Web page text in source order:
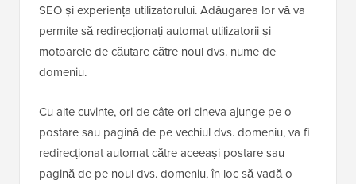
SEO și experiența utilizatorului. Adăugarea lor vă va
permite să redirecționați automat utilizatorii și
motoarele de căutare către noul dvs. nume de
domeniu.
Cu alte cuvinte, ori de câte ori cineva ajunge pe o
postare sau pagină de pe vechiul dvs. domeniu, va fi
redirecționat automat către aceeași postare sau
pagină de pe noul dvs. domeniu, în loc să vadă o